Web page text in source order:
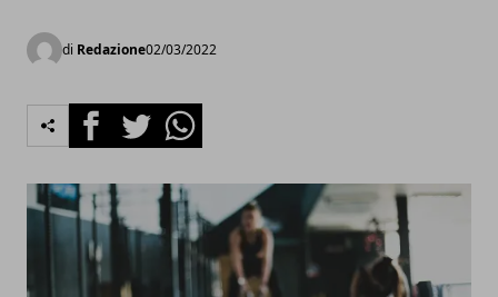
di Redazione02/03/2022
FacebookTwitterWhatsapp